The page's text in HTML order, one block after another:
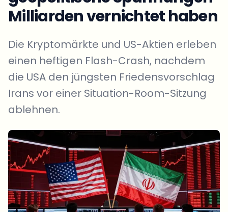
Milliarden vernichtet haben
Die Kryptomärkte und US-Aktien erleben
einen heftigen Flash-Crash, nachdem
die USA den jüngsten Friedensvorschlag
Irans vor einer Situation-Room-Sitzung
ablehnen.